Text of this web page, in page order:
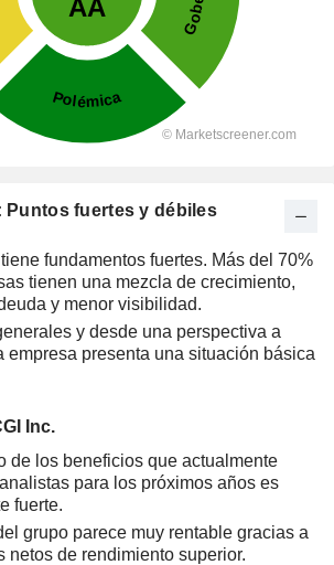
Puntos fuertes y débiles
fundamentos fuertes. Más del 70%
tienen una mezcla de crecimiento,
y menor visibilidad.
y desde una perspectiva a
empresa presenta una situación básica
Inc.
de los beneficios que actualmente
para los próximos años es
fuerte.
grupo parece muy rentable gracias a
netos de rendimiento superior.